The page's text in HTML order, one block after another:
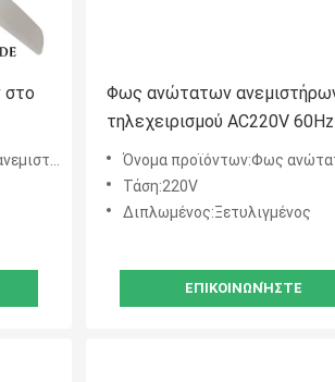
στο
Φως ανώτατων
τηλεχειρισμού AC220V 60Hz
το εκλεκτής ποιότητας
Όνομα προϊόντων:Φως ανώτατων
Τάση:220V
Διπλωμένος:Ξετυλιγμένος
ΕΠΙΚΟΙΝΩΝΉΣΤΕ